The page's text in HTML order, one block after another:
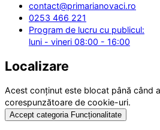
contact@primarianovaci.ro
0253 466 221
Program de lucru cu publicul:
luni - vineri 08:00 - 16:00
Localizare
Acest conținut este blocat până când
corespunzătoare de cookie-uri.
Accept categoria Funcționalitate